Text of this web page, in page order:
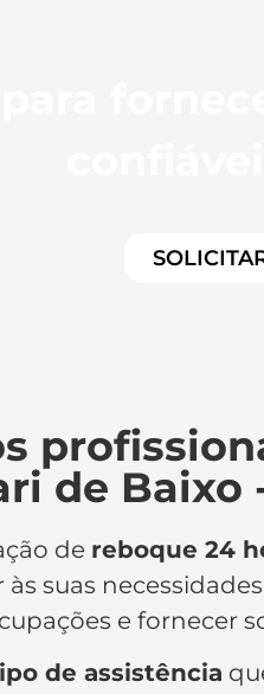
de Baixo
de reboque 24
suas
e fornecer
de assistência